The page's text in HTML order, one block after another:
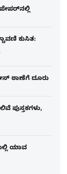
ಕುಸಿತ:
ಠಾಣೆಗೆ ದೂರು
ಪುಸ್ತಕಗಳು,
ಯಾವ